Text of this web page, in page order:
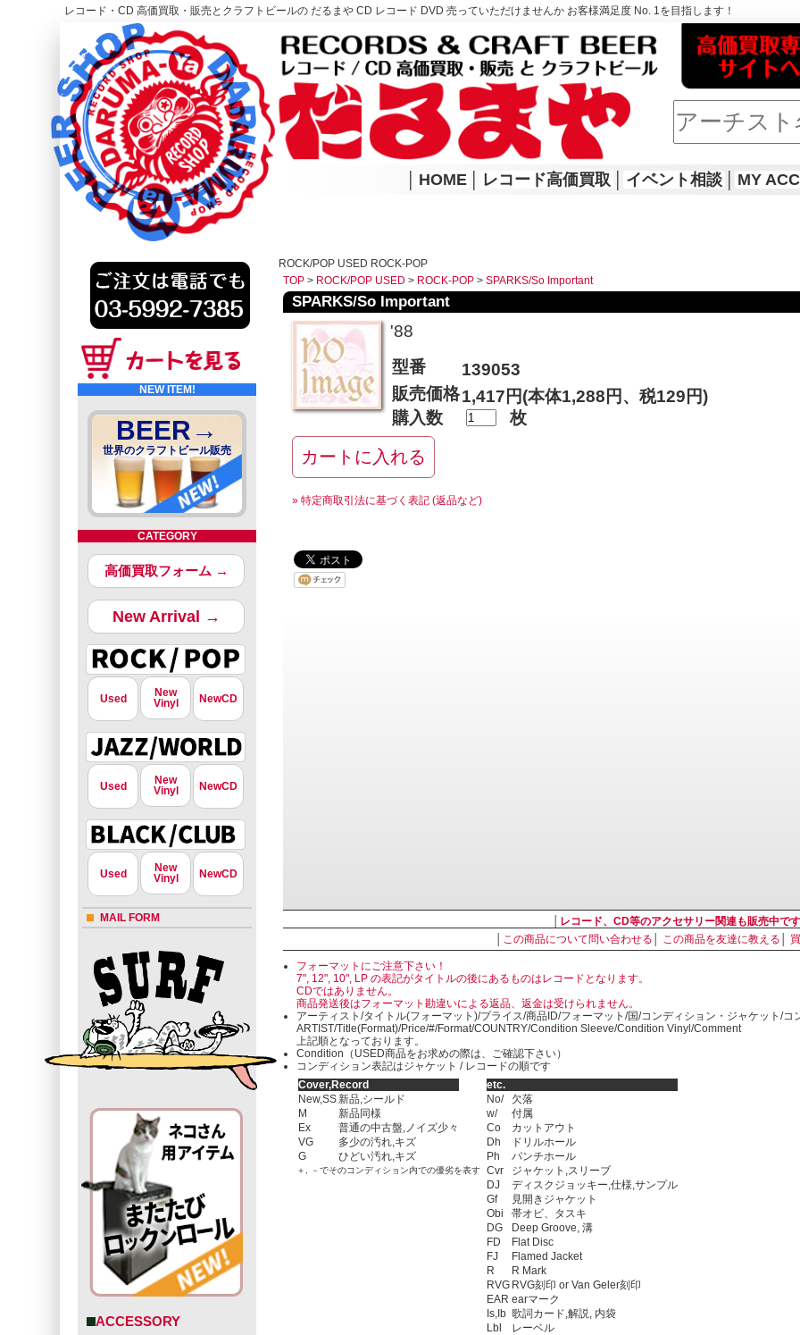
レコード・CD 高価買取・販売とクラフトビールの だるまや CD レコード DVD 売っていただけませんか お客様満足度 No. 1を目指します！
レコード高価買取はこちら
HOME
HOME レコード高価買取 イベント相談 MY
NEW ITEM!
BEER→
世界のクラフトビール販売
CATEGORY
高価買取フォーム →
New Arrival →
Used
New
Vinyl
NewCD
Used
New
Vinyl
NewCD
Used
New
Vinyl
NewCD
MAIL FORM
ACCESSORY
ROCK/POP USED ROCK-POP
TOP > ROCK/POP USED > ROCK-POP > SPARKS/So Important
SPARKS/So Important
'88
型番
139053
販売価格1,417円(本体1,288円、税129円)
購入数
枚
» 特定商取引法に基づく表記 (返品など)
レコード、CD等のアクセサリー関連も販売中です
この商品について問い合わせる この商品を友達に教える
フォーマットにご注意下さい！
7", 12", 10", LP の表記がタイトルの後にあるものはレコードとなります。
CDではありません。
商品発送後はフォーマット勘違いによる返品、返金は受けられません。
アーティスト/タイトル(フォーマット)/プライス/商品ID/フォーマット/国/コンディション・ジャケット/コ
ARTIST/Title(Format)/Price/#/Format/COUNTRY/Condition Sleeve/Condition Vinyl/Comment
上記順となっております。
Condition（USED商品をお求めの際は、ご確認下さい）
コンディション表記はジャケット / レコードの順です
Cover,Record
New,SS新品,シールド
M
新品同様
Ex
普通の中古盤,ノイズ少々
VG
多少の汚れ,キズ
G
ひどい汚れ,キズ
＋, －でそのコンディション内での優劣を表す
etc.
No/
欠落
w/
付属
Co
カットアウト
Dh
ドリルホール
Ph
パンチホール
Cvr
ジャケット,スリーブ
DJ
ディスクジョッキー,仕様,サンプル
Gf
見開きジャケット
Obi
帯オビ、タスキ
DG
Deep Groove, 溝
FD
Flat Disc
FJ
Flamed Jacket
R
R Mark
RVG RVG刻印 or Van Geler刻印
EAR earマーク
Is,Ib 歌詞カード,解説, 内袋
Lbl
レーベル